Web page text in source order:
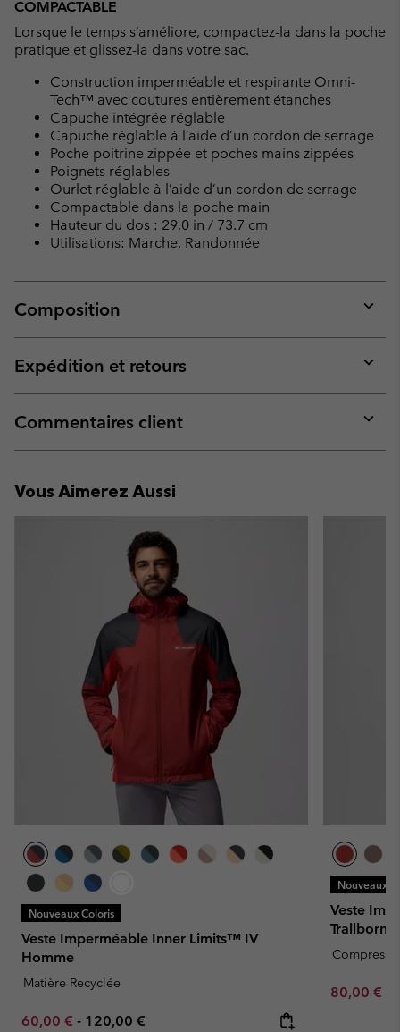
COMPACTABLE
Lorsque le temps s’améliore, compactez-la dans la poche
pratique et glissez-la dans votre sac.
Construction imperméable et respirante Omni-
Tech™ avec coutures entièrement étanches
Capuche intégrée réglable
Capuche réglable à l’aide d’un cordon de serrage
Poche poitrine zippée et poches mains zippées
Poignets réglables
Ourlet réglable à l’aide d’un cordon de serrage
Compactable dans la poche main
Hauteur du dos : 29.0 in / 73.7 cm
Utilisations: Marche, Randonnée
Composition
or
Expédition et retours
or
Commentaires client
or
Vous Aimerez Aussi
Nouveaux Coloris
Veste Imperméable Inner Limits™ IV
Homme
Matière Recyclée
Minimum sale price:
60,00 € - Maximum price:
120,00 €
Nouveaux
Veste
Minimum
80,00 €